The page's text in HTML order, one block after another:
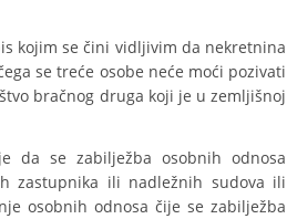
kojim se čini vidljivim da nekretnina
se treće osobe neće moći pozivati
bračnog druga koji je u zemljišnoj
da se zabilježba osobnih odnosa
zastupnika ili nadležnih sudova ili
osobnih odnosa čije se zabilježba